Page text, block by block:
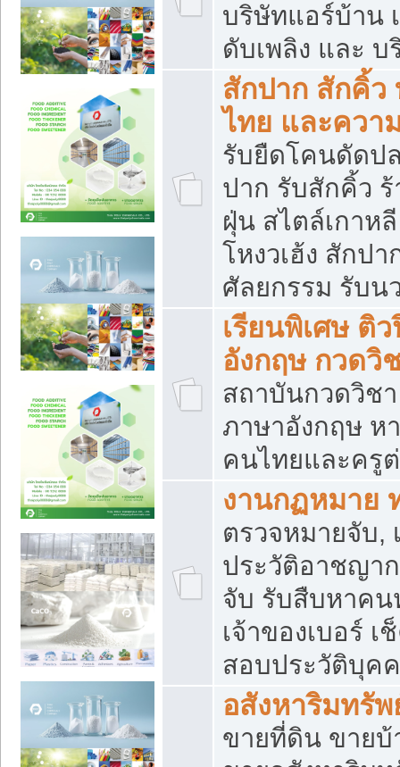
บริษัทแอร์บ้าน
ดับเพลิง และ
สักปาก สักคิ้
ไทย และควา
รับยืดโคนดัดป
ปาก รับสักคิ้ว
ฝุ่น สไตล์เกาห
โหงวเฮ้ง สักป
ศัลยกรรม รับน
เรียนพิเศษ ติ
อังกฤษ กวดวิ
สถาบันกวดวิช
ภาษาอังกฤษ ห
คนไทยและครู
งานกฏหมาย
ตรวจหมายจับ,
ประวัติอาชญา
จับ รับสืบหาคน
เจ้าของเบอร์
สอบประวัติบุค
อสังหาริมทรัพ
ขายที่ดิน ขายบ้